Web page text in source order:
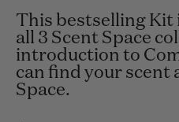
This bestselling Kit
all 3 Scent Space
introduction to
can find your scent
Space.